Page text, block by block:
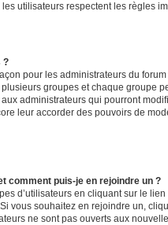
utilisateurs respectent les règles
?
pour les administrateurs du
groupes et chaque groupe
administrateurs qui pourront
leur accorder des pouvoirs de
comment puis-je en rejoindre un ?
d’utilisateurs en cliquant sur le
vous souhaitez en rejoindre un,
ne sont pas ouverts aux